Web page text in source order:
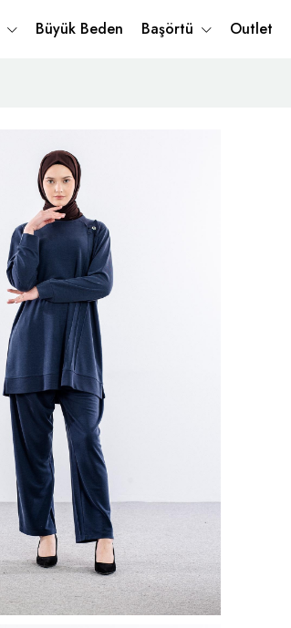
Büyük Beden Başörtü Outlet